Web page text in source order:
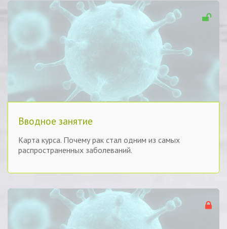
Вводное занятие
Карта курса. Почему рак стал одним из самых
распространенных заболеваний.